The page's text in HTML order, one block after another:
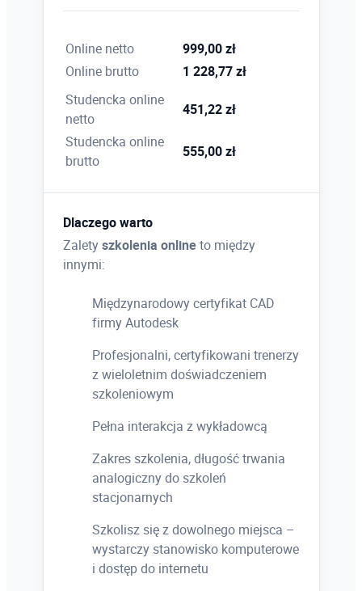
Online netto
999,00 zł
Online brutto
1 228,77 zł
Studencka online
netto
451,22 zł
Studencka online
brutto
555,00 zł
Dlaczego warto
Zaletyszkolenia onlineto między
innymi:
Międzynarodowy certyfikat CAD
firmy Autodesk
Profesjonalni, certyfikowani trenerzy
z wieloletnim doświadczeniem
szkoleniowym
Pełna interakcja z wykładowcą
Zakres szkolenia, długość trwania
analogiczny do szkoleń
stacjonarnych
Szkolisz się z dowolnego miejsca –
wystarczy stanowisko komputerowe
i dostęp do internetu